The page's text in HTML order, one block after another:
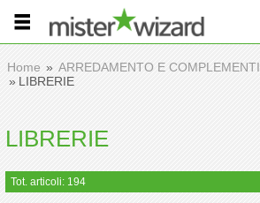
Home ARREDAMENTO E COMPLEMENTI
LIBRERIE
LIBRERIE
Tot. articoli: 194